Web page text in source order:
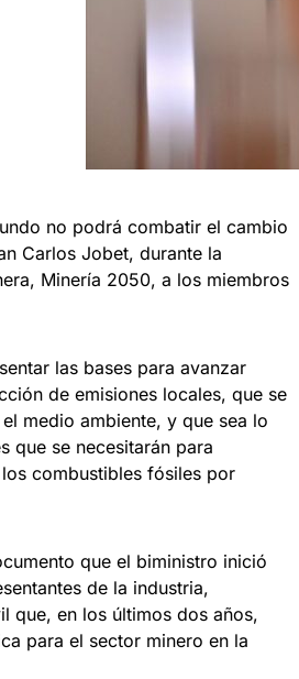
no podrá combatir el cambio
Carlos Jobet, durante la
Minería 2050, a los miembros
las bases para avanzar
de emisiones locales, que se
medio ambiente, y que sea lo
que se necesitarán para
combustibles fósiles por
que el biministro inició
de la industria,
que, en los últimos dos años,
para el sector minero en la